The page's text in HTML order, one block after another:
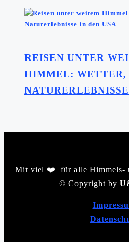
REISEN UNTER
HIMMEL: WETTER,
Mit viel ❤️ für alle Himmels-
©️ Copyright by